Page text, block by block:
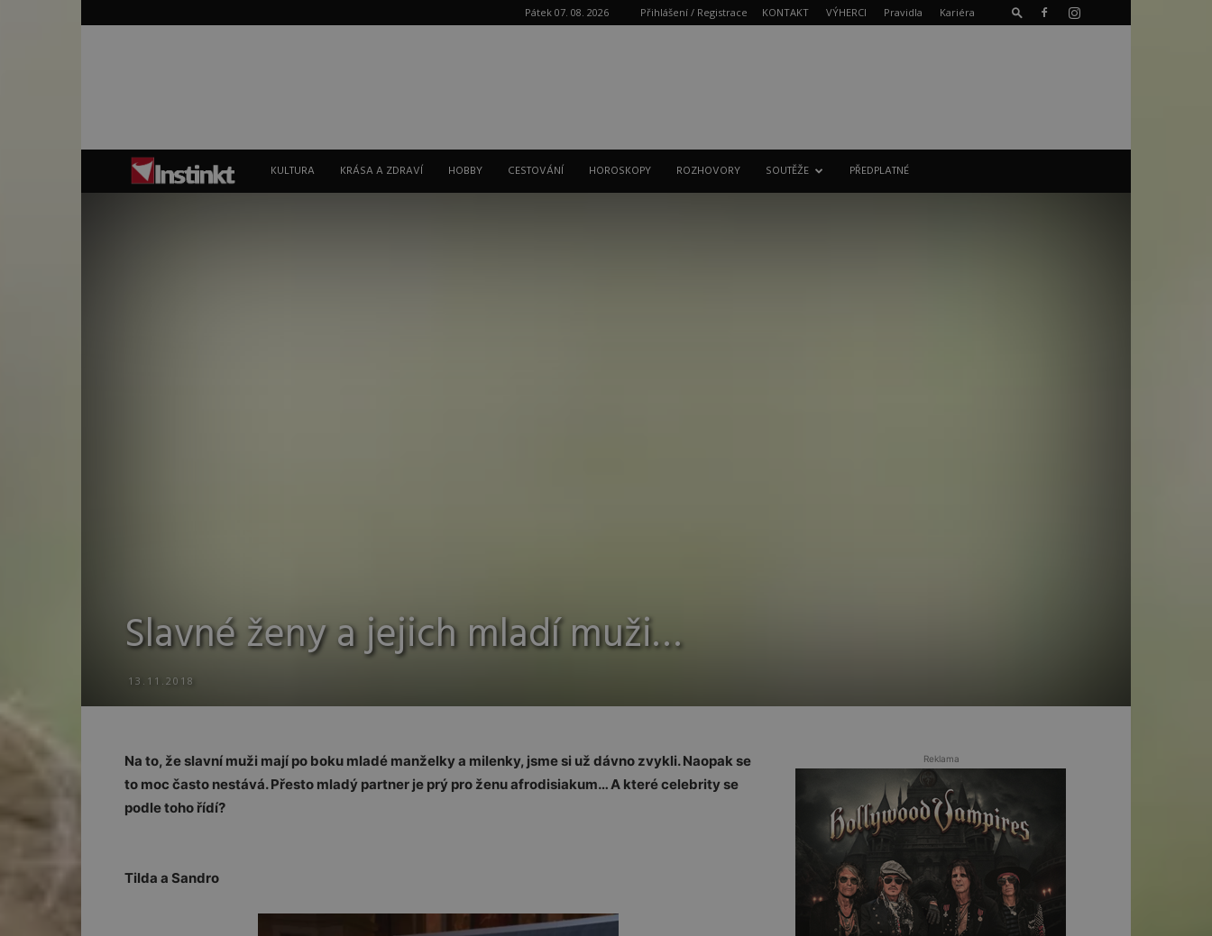
Pátek 07. 08. 2026 Přihlášení / Registrace KONTAKT VÝHERCI Pravidla Kariéra
Instinkt
KULTURA KRÁSA A ZDRAVÍ HOBBY CESTOVÁNÍ HOROSKOPY ROZHOVORY SOUTĚŽE PŘEDPLATNÉ
Slavné ženy a jejich mladí muži…
13.11.2018
Na to, že slavní muži mají po boku mladé manželky a milenky, jsme si už dávno zvykli. Naopak se
to moc často nestává. Přesto mladý partner je prý pro ženu afrodisiakum… A které celebrity se
podle toho řídí?
Tilda a Sandro
Reklama